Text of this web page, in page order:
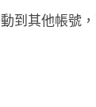
到其他帳號